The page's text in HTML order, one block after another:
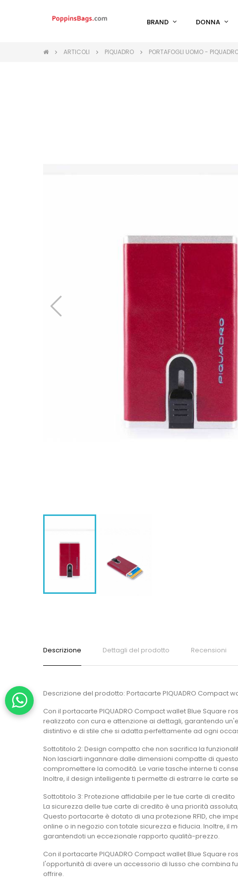
BRAND DONNA
ARTICOLI PIQUADRO PORTAFOGLI UOMO -
Descrizione Dettagli del prodotto Recensioni
Descrizione del prodotto: Portacarte PIQUADRO Compact
Con il portacarte PIQUADRO Compact wallet Blue
realizzato con cura e attenzione ai dettagli, garantendo
distintivo e di stile che si adatta perfettamente ad ogni
Sottotitolo 2: Design compatto che non sacrifica la
Non lasciarti ingannare dalle dimensioni compatte di
compromettere la comodità. Le varie tasche interne ti
Inoltre, il design intelligente ti permette di estrarre le carte
Sottotitolo 3: Protezione affidabile per le tue carte di credito
La sicurezza delle tue carte di credito è una priorità
Questo portacarte è dotato di una protezione RFID, che
online o in negozio con totale sicurezza e fiducia. Inoltre, il
garantendoti un eccezionale rapporto qualità-prezzo.
Con il portacarte PIQUADRO Compact wallet Blue Square
l'opportunità di avere un accessorio di lusso che combina
offrire.